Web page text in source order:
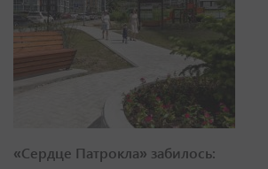
«Сердце Патрокла» забилось: